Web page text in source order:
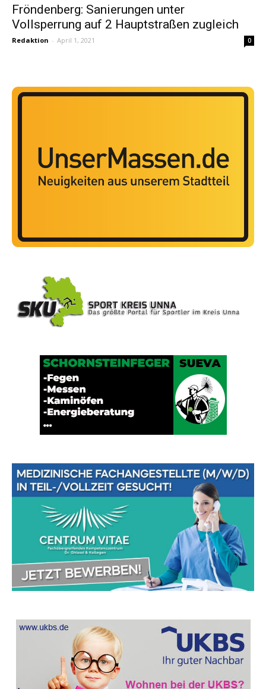
Fröndenberg: Sanierungen unter
Vollsperrung auf 2 Hauptstraßen zugleich
Redaktion - April 1, 2021 0